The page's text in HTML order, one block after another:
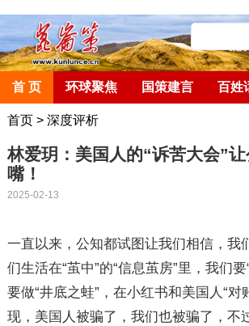
首 页 环球聚焦 国策建言 百姓
首页> 深度评析
林爱玥：美国人的“诉苦大会”
嘴！
2025-02-13
一直以来，公知都试图让我们相信，我
们生活在“茧中”的“信息茧房”里，我们要
要做“井底之蛙” ，在小红书和美国人“对
现，美国人被骗了，我们也被骗了，不